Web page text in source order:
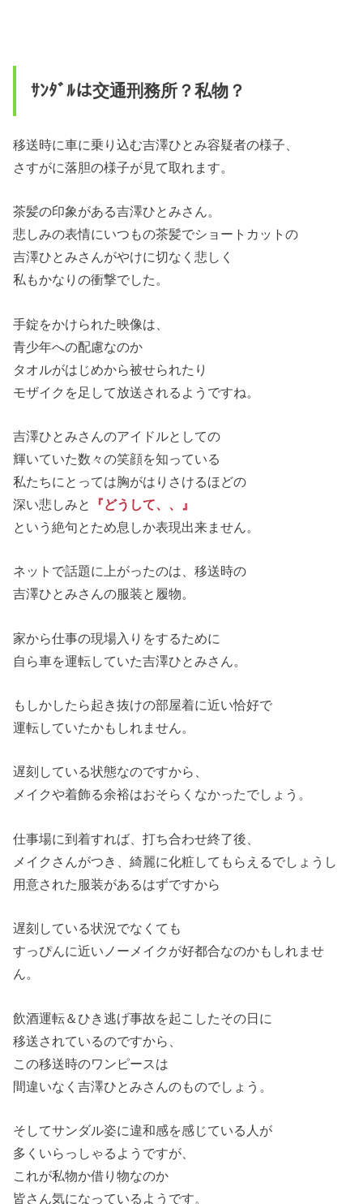
ｻﾝﾀﾞﾙは交通刑務所？私物？
移送時に車に乗り込む吉澤ひとみ容疑者の様子、
さすがに落胆の様子が見て取れます。
茶髪の印象がある吉澤ひとみさん。
悲しみの表情にいつもの茶髪でショートカットの
吉澤ひとみさんがやけに切なく悲しく
私もかなりの衝撃でした。
手錠をかけられた映像は、
青少年への配慮なのか
タオルがはじめから被せられたり
モザイクを足して放送されるようですね。
吉澤ひとみさんのアイドルとしての
輝いていた数々の笑顔を知っている
私たちにとっては胸がはりさけるほどの
深い悲しみと
『どうして、、』
という絶句とため息しか表現出来ません。
ネットで話題に上がったのは、移送時の
吉澤ひとみさんの服装と履物。
家から仕事の現場入りをするために
自ら車を運転していた吉澤ひとみさん。
もしかしたら起き抜けの部屋着に近い恰好で
運転していたかもしれません。
遅刻している状態なのですから、
メイクや着飾る余裕はおそらくなかったでしょう。
仕事場に到着すれば、打ち合わせ終了後、
メイクさんがつき、綺麗に化粧してもらえるでしょうし
用意された服装があるはずですから
遅刻している状況でなくても
すっぴんに近いノーメイクが好都合なのかもしれませ
ん。
飲酒運転＆ひき逃げ事故を起こしたその日に
移送されているのですから、
この移送時のワンピースは
間違いなく吉澤ひとみさんのものでしょう。
そしてサンダル姿に違和感を感じている人が
多くいらっしゃるようですが、
これが私物か借り物なのか
皆さん気になっているようです。